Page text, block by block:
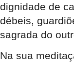
dignidade de
débeis,
sagrada do
Na sua